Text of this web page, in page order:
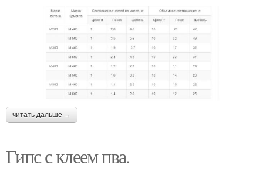
читать дальше →
Гипс с клеем пва.